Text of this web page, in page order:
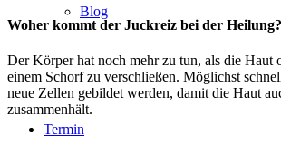
Blog
Termin
Woher kommt der Juckreiz bei der Heilung?
Der Körper hat noch mehr zu tun, als die Haut
einem Schorf zu verschließen. Möglichst
neue Zellen gebildet werden, damit die Haut
zusammenhält.